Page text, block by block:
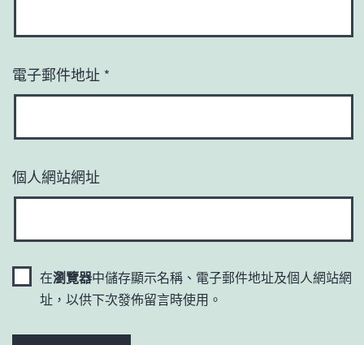
電子郵件地址 *
個人網站網址
在瀏覽器中儲存顯示名稱、電子郵件地址及個人網站網
址，以供下次發佈留言時使用。